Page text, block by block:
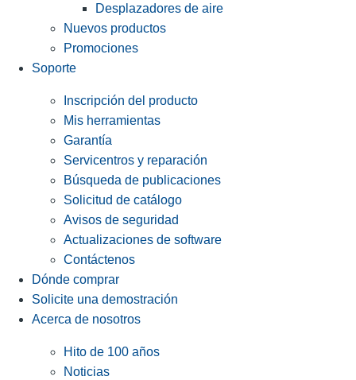
Desplazadores de aire
Nuevos productos
Promociones
Soporte
Inscripción del producto
Mis herramientas
Garantía
Servicentros y reparación
Búsqueda de publicaciones
Solicitud de catálogo
Avisos de seguridad
Actualizaciones de software
Contáctenos
Dónde comprar
Solicite una demostración
Acerca de nosotros
Hito de 100 años
Noticias